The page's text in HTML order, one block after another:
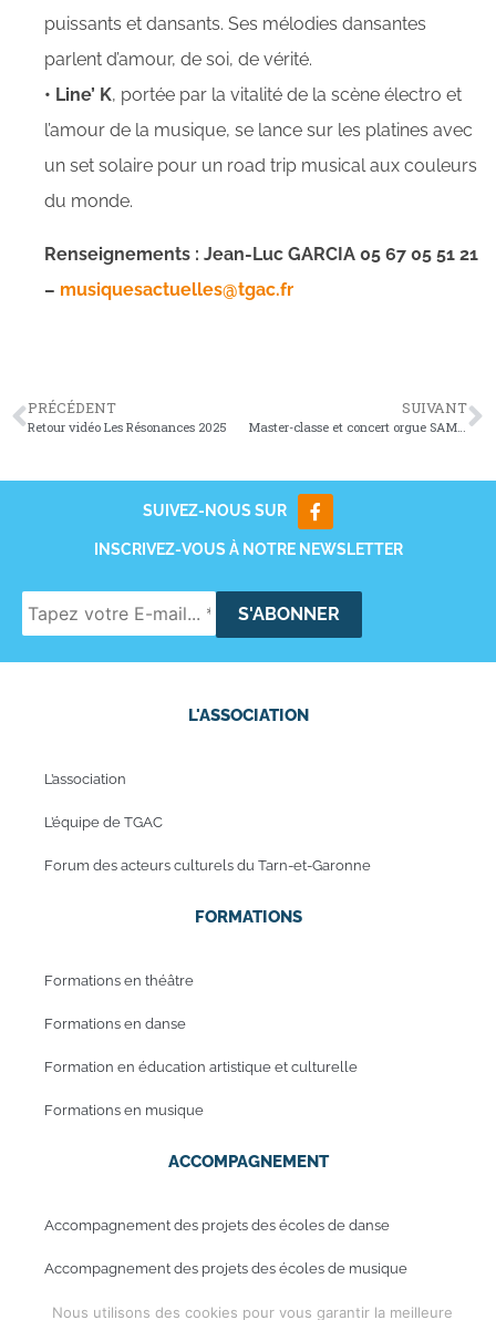
puissants et dansants. Ses mélodies dansantes
parlent d’amour, de soi, de vérité.
• Line’ K, portée par la vitalité de la scène électro et
l’amour de la musique, se lance sur les platines avec
un set solaire pour un road trip musical aux couleurs
du monde.
Renseignements : Jean-Luc GARCIA 05 67 05 51 21
– musiquesactuelles@tgac.fr
PRÉCÉDENT
Retour vidéo Les Résonances 2025
SUIVANT
Master-classe et concert orgue SAM 15 NOV
SUIVEZ-NOUS SUR
INSCRIVEZ-VOUS À NOTRE NEWSLETTER
L'ASSOCIATION
L’association
L’équipe de TGAC
Forum des acteurs culturels du Tarn-et-Garonne
FORMATIONS
Formations en théâtre
Formations en danse
Formation en éducation artistique et culturelle
Formations en musique
ACCOMPAGNEMENT
Accompagnement des projets des écoles de danse
Accompagnement des projets des écoles de musique
Nous utilisons des cookies pour vous garantir la meilleure